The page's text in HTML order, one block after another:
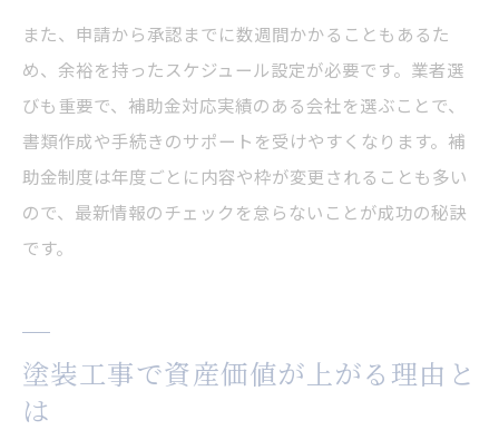
また、申請から承認までに数週間かかることもあるた
め、余裕を持ったスケジュール設定が必要です。業者選
びも重要で、補助金対応実績のある会社を選ぶことで、
書類作成や手続きのサポートを受けやすくなります。補
助金制度は年度ごとに内容や枠が変更されることも多い
ので、最新情報のチェックを怠らないことが成功の秘訣
です。
塗装工事で資産価値が上がる理由と
は